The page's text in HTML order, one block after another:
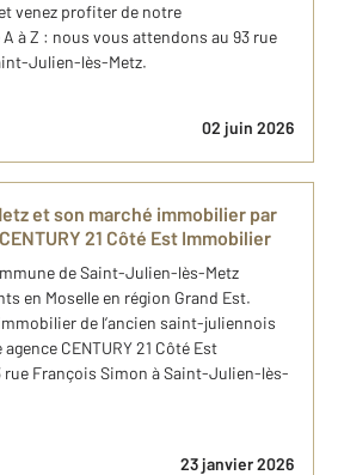
venez profiter de notre
à Z : nous vous attendons au 93 rue
Julien-lès-Metz.
02 juin 2026
et son marché immobilier par
21 Côté Est Immobilier
de Saint-Julien-lès-Metz
en Moselle en région Grand Est.
de l’ancien saint-juliennois
CENTURY 21 Côté Est
François Simon à Saint-Julien-lès-
23 janvier 2026